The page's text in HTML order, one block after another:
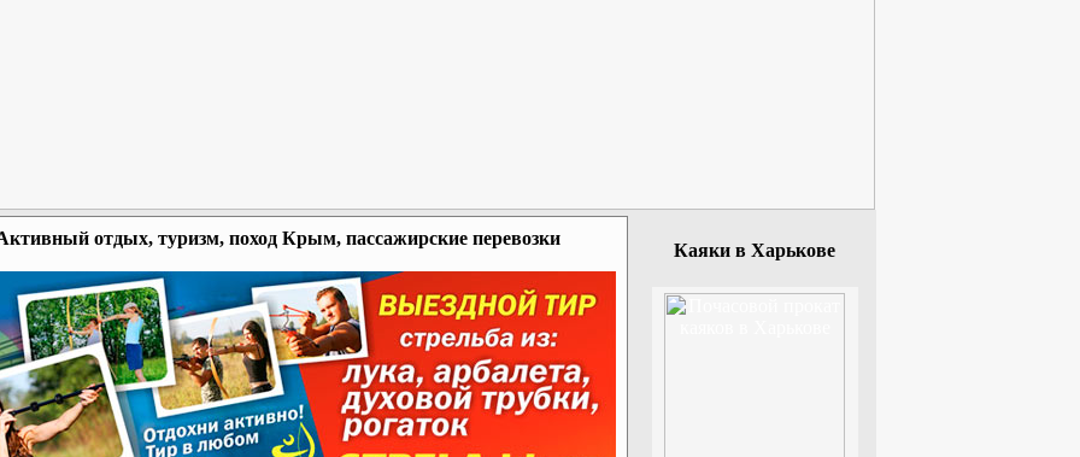
отдых, туризм, поход Крым, пассажирские перевозки
Каяки в Харькове